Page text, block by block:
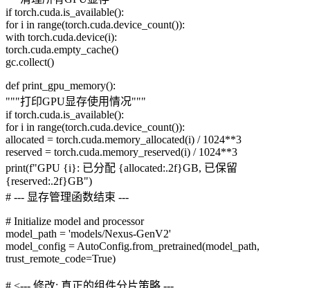
if torch.cuda.is_available():
for i in range(torch.cuda.device_count()):
with torch.cuda.device(i):
torch.cuda.empty_cache()
gc.collect()
def print_gpu_memory():
"""打印GPU显存使用情况"""
if torch.cuda.is_available():
for i in range(torch.cuda.device_count()):
allocated = torch.cuda.memory_allocated(i) / 1024**3
reserved = torch.cuda.memory_reserved(i) / 1024**3
print(f"GPU {i}: 已分配 {allocated:.2f}GB, 已保留
{reserved:.2f}GB")
# --- 显存管理函数结束 ---
# Initialize model and processor
model_path = 'models/Nexus-GenV2'
model_config = AutoConfig.from_pretrained(model_path,
trust_remote_code=True)
# <--- 修改: 真正的组件分片策略 ---